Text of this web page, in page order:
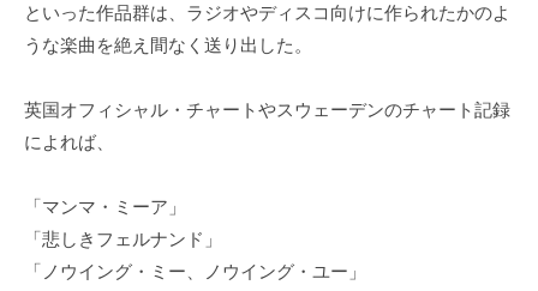
といった作品群は、ラジオやディスコ向けに作られたかのよ
うな楽曲を絶え間なく送り出した。
英国オフィシャル・チャートやスウェーデンのチャート記録
によれば、
「マンマ・ミーア」
「悲しきフェルナンド」
「ノウイング・ミー、ノウイング・ユー」